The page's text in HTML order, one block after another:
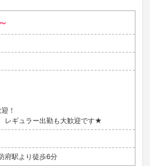
！
レギュラー出勤も大歓迎です★
府駅より徒歩6分